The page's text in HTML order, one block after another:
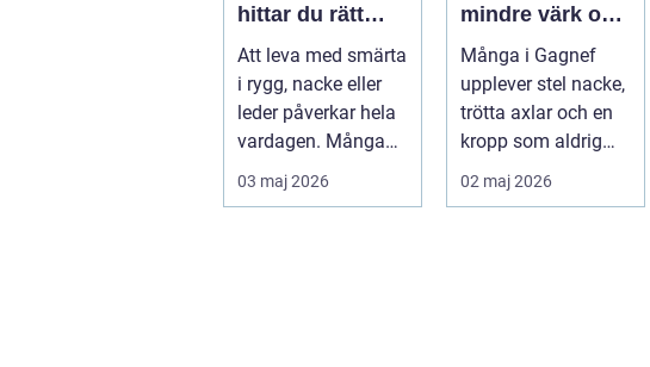
hittar du rätt
hjälp för smärta
och rehab
Att leva med smärta
i rygg, nacke eller
leder påverkar hela
vardagen. Många
03 maj 2026
mindre värk och
mer
vardagsenergi
Många i Gagnef
upplever stel nacke,
trötta axlar och en
kropp som aldrig
riktigt hinner
återhämta si...
02 maj 2026